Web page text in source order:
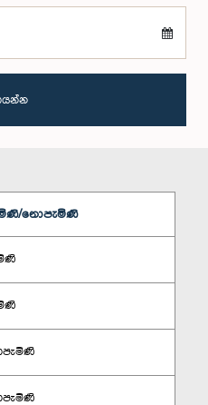
නොපැමිණි